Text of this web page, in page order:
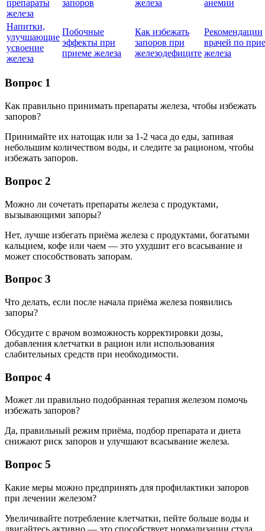
препараты
железа
запоров железа анемии
Напитки,
улучшающие
усвоение
железа
Побочные
эффекты при
приеме железа
Как избежать
запоров при
железодефиците
Рекомендации
врачей по
железа
Вопрос 1
Как правильно принимать препараты железа, чтобы избежать
запоров?
Принимайте их натощак или за 1-2 часа до еды, запивая
небольшим количеством воды, и следите за рационом, чтобы
избежать запоров.
Вопрос 2
Можно ли сочетать препараты железа с продуктами,
вызывающими запоры?
Нет, лучше избегать приёма железа с продуктами, богатыми
кальцием, кофе или чаем — это ухудшит его всасывание и
может способствовать запорам.
Вопрос 3
Что делать, если после начала приёма железа появились
запоры?
Обсудите с врачом возможность корректировки дозы,
добавления клетчатки в рацион или использования
слабительных средств при необходимости.
Вопрос 4
Может ли правильно подобранная терапия железом помочь
избежать запоров?
Да, правильный режим приёма, подбор препарата и диета
снижают риск запоров и улучшают всасывание железа.
Вопрос 5
Какие меры можно предпринять для профилактики запоров
при лечении железом?
Увеличивайте потребление клетчатки, пейте больше воды и
двигайтесь активно — это способствует нормализации стула